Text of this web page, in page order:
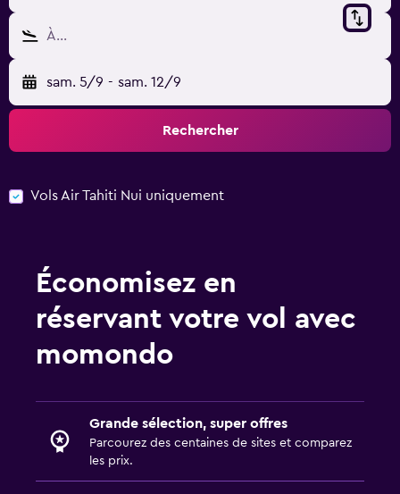
À…
sam. 5/9 - sam. 12/9
Rechercher
Vols Air Tahiti Nui uniquement
Économisez en
réservant votre vol avec
momondo
Grande sélection, super offres
Parcourez des centaines de sites et comparez
les prix.